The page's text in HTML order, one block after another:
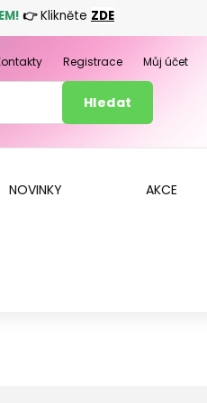
👉Klikněte ZDE
NOVINKY AKCE
Registrace Můj účet